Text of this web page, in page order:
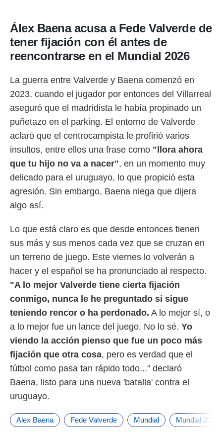
Álex Baena acusa a Fede Valverde de
tener fijación con él antes de
reencontrarse en el Mundial 2026
La guerra entre Valverde y Baena comenzó en
2023, cuando el jugador por entonces del Villarreal
aseguró que el madridista le había propinado un
puñetazo en el parking. El entorno de Valverde
aclaró que el centrocampista le profirió varios
insultos, entre ellos una frase como "llora ahora
que tu hijo no va a nacer", en un momento muy
delicado para el uruguayo, lo que propició esta
agresión. Sin embargo, Baena niega que dijera
algo así.
Lo que está claro es que desde entonces tienen
sus más y sus menos cada vez que se cruzan en
un terreno de juego. Este viernes lo volverán a
hacer y el español se ha pronunciado al respecto.
"A lo mejor Valverde tiene cierta fijación
conmigo, nunca le he preguntado si sigue
teniendo rencor o ha perdonado. A lo mejor sí, o
a lo mejor fue un lance del juego. No lo sé. Yo
viendo la acción pienso que fue un poco más
fijación que otra cosa, pero es verdad que el
fútbol como pasa tan rápido todo..." declaró
Baena, listo para una nueva 'batalla' contra el
uruguayo.
Alex Baena Fede Valverde Mundial Mundial 2026